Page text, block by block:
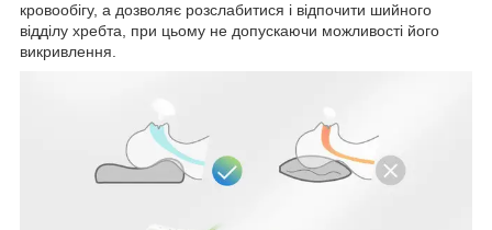
кровообігу, а дозволяє розслабитися і відпочити шийного
відділу хребта, при цьому не допускаючи можливості його
викривлення.